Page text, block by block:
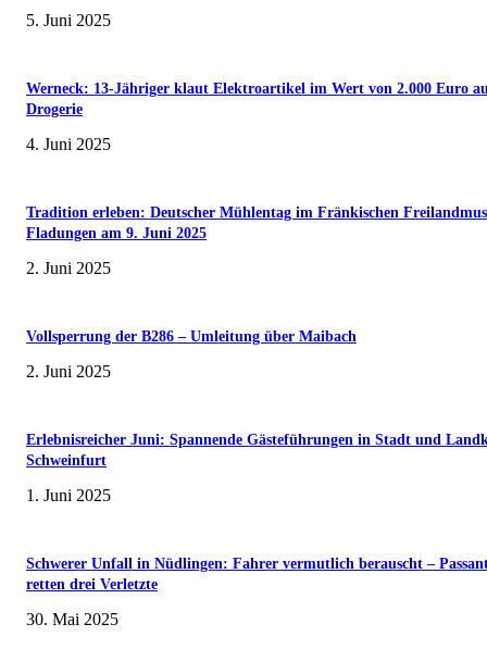
5. Juni 2025
Werneck: 13-Jähriger klaut Elektroartikel im Wert von 2.000 Euro
Drogerie
4. Juni 2025
Tradition erleben: Deutscher Mühlentag im Fränkischen
Fladungen am 9. Juni 2025
2. Juni 2025
Vollsperrung der B286 – Umleitung über Maibach
2. Juni 2025
Erlebnisreicher Juni: Spannende Gästeführungen in Stadt und
Schweinfurt
1. Juni 2025
Schwerer Unfall in Nüdlingen: Fahrer vermutlich berauscht –
retten drei Verletzte
30. Mai 2025